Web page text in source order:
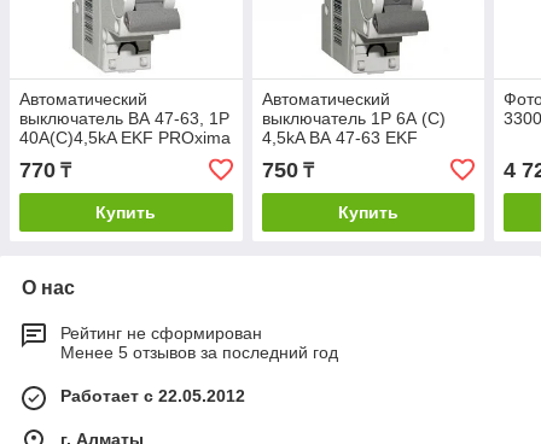
Автоматический
выключатель ВА 47-63, 1P
40А(С)4,5kA EKF PROxima
770 ₸
Купить
Автоматический
выключатель 1P 6А (C)
4,5kA ВА 47-63 EKF
PROxima
750₸
Купить
4
О нас
Рейтинг не сформирован
Менее 5 отзывов за последний год
Работает с 22.05.2012
г. Алматы